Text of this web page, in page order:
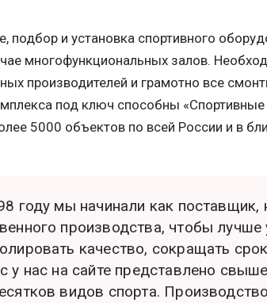
подбор и установка спортивного
многофункциональных залов.
производителей и грамотно все
под ключ способны
5000 объектов по всей России и в
году мы начинали как поставщик,
производства, чтобы
качество, сокращать
у нас на сайте представлено
видов спорта.